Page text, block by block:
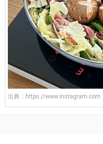
出典： https://www.instagram.com